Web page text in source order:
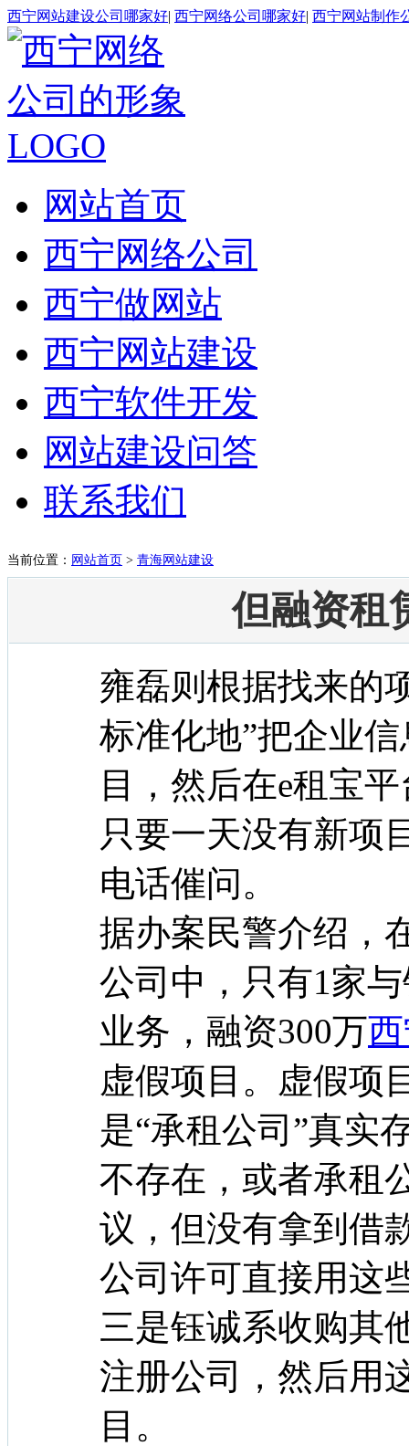
西宁网站建设公司哪家好| 西宁网络公司哪家好| 西宁网站制作
网站首页
西宁网络公司
西宁做网站
西宁网站建设
西宁软件开发
网站建设问答
联系我们
当前位置： 网站首页 > 青海网站建设
但融资租
雍磊则根据找来的
标准化地”把企业
目，然后在e租宝
只要一天没有新项
电话催问。
据办案民警介绍，
公司中，只有1家
业务，融资300万
虚假项目。虚假项
是“承租公司”真实
不存在，或者承租
议，但没有拿到借
公司许可直接用这
三是钰诚系收购其
注册公司，然后用
目。